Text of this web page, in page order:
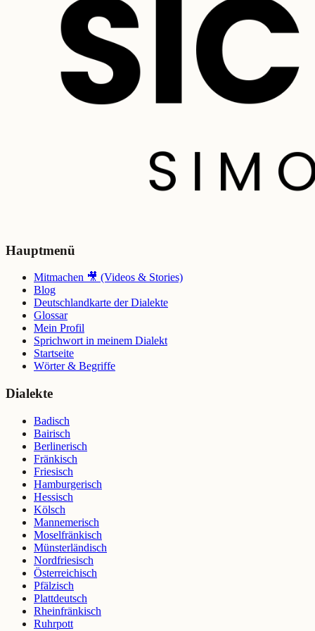
Hauptmenü
Mitmachen 🎥 (Videos & Stories)
Blog
Deutschlandkarte der Dialekte
Glossar
Mein Profil
Sprichwort in meinem Dialekt
Startseite
Wörter & Begriffe
Dialekte
Badisch
Bairisch
Berlinerisch
Fränkisch
Friesisch
Hamburgerisch
Hessisch
Kölsch
Mannemerisch
Moselfränkisch
Münsterländisch
Nordfriesisch
Österreichisch
Pfälzisch
Plattdeutsch
Rheinfränkisch
Ruhrpott